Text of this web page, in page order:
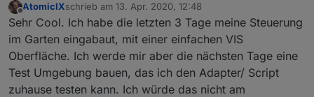
Offline
AtomicIXschrieb am 13. Apr. 2020, 12:48
zuletzt editiert von
Sehr Cool. Ich habe die letzten 3 Tage meine Steuerung
im Garten eingabaut, mit einer einfachen VIS
Oberfläche. Ich werde mir aber die nächsten Tage eine
Test Umgebung bauen, das ich den Adapter/ Script
zuhause testen kann. Ich würde das nicht am